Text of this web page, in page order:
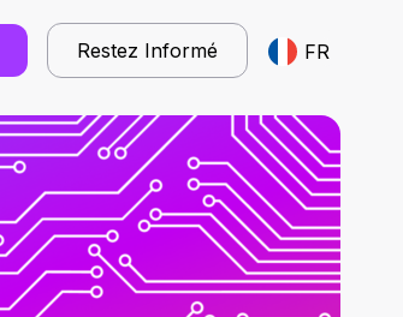
Restez Informé FR